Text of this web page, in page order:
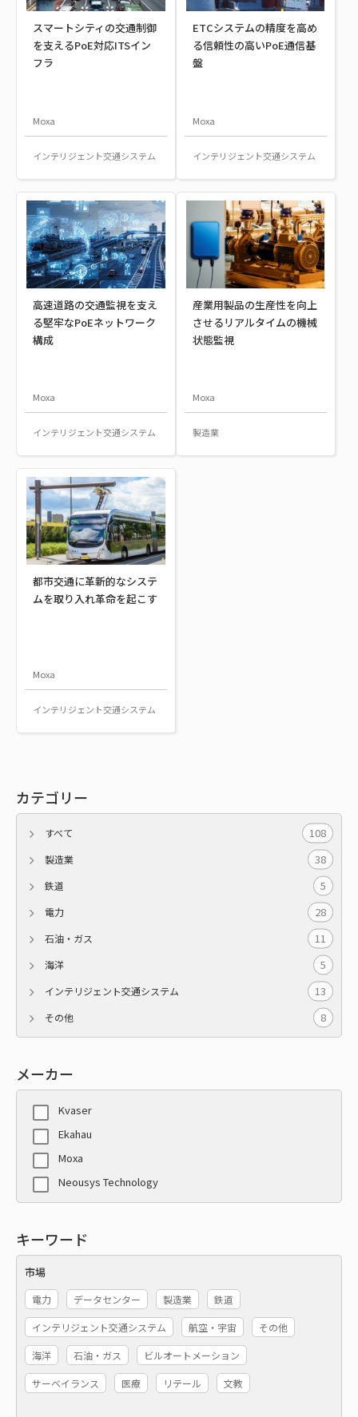
スマートシティの交通制御
を支えるPoE対応ITSイン
フラ
Moxa
インテリジェント交通システム
ETCシステムの精度を高め
る信頼性の高いPoE通信基
盤
Moxa
インテリジェント交通システム
高速道路の交通監視を支え
る堅牢なPoEネットワーク
構成
Moxa
インテリジェント交通システム
産業用製品の生産性を向上
させるリアルタイムの機械
状態監視
Moxa
製造業
都市交通に革新的なシステ
ムを取り入れ革命を起こす
Moxa
インテリジェント交通システム
カテゴリー
すべて 108
製造業 38
鉄道 5
電力 28
石油・ガス 11
海洋 5
インテリジェント交通システム 13
その他 8
メーカー
Kvaser
Ekahau
Moxa
Neousys Technology
キーワード
市場
電力 データセンター 製造業 鉄道
インテリジェント交通システム 航空・宇宙 その他
海洋 石油・ガス ビルオートメーション
サーベイランス 医療 リテール 文教